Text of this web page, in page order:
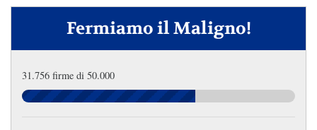
Fermiamo il Maligno!
31.756 firme di 50.000